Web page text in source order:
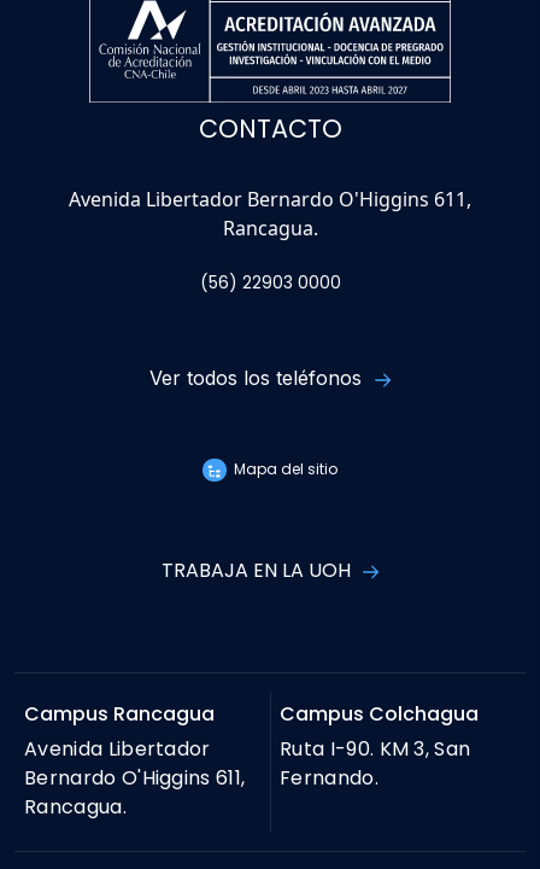
CONTACTO
Avenida Libertador Bernardo O'Higgins 611,
Rancagua.
(56) 22903 0000
Ver todos los teléfonos
Mapa del sitio
TRABAJA EN LA UOH
Campus Rancagua
Avenida Libertador
Bernardo O'Higgins 611,
Rancagua.
Campus Colchagua
Ruta I-90. KM 3, San
Fernando.